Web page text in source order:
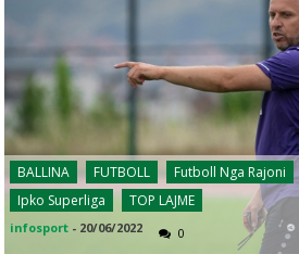
BALLINA FUTBOLL Futboll Nga Rajoni
Ipko Superliga
TOP LAJME
infosport - 20/06/2022 0